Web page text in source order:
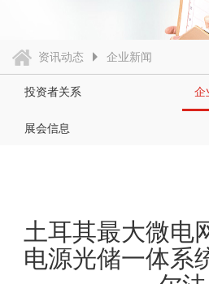
资讯动态 企业新闻
投资者关系 企
展会信息
土耳其最大微电
电源光储一体系